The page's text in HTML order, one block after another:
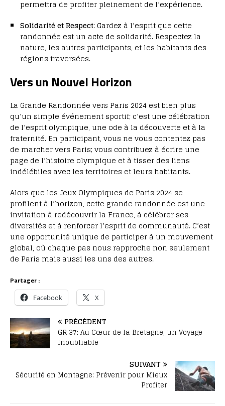
permettra de profiter pleinement de l’expérience.
Solidarité et Respect: Gardez à l’esprit que cette
randonnée est un acte de solidarité. Respectez la
nature, les autres participants, et les habitants des
régions traversées.
Vers un Nouvel Horizon
La Grande Randonnée vers Paris 2024 est bien plus
qu’un simple événement sportif; c’est une célébration
de l’esprit olympique, une ode à la découverte et à la
fraternité. En participant, vous ne vous contentez pas
de marcher vers Paris; vous contribuez à écrire une
page de l’histoire olympique et à tisser des liens
indélébiles avec les territoires et leurs habitants.
Alors que les Jeux Olympiques de Paris 2024 se
profilent à l’horizon, cette grande randonnée est une
invitation à redécouvrir la France, à célébrer ses
diversités et à renforcer l’esprit de communauté. C’est
une opportunité unique de participer à un mouvement
global, où chaque pas nous rapproche non seulement
de Paris mais aussi les uns des autres.
Partager :
Facebook X
PRÉCÉDENT
GR 37: Au Cœur de la Bretagne, un Voyage
Inoubliable
SUIVANT
Sécurité en Montagne: Prévenir pour Mieux
Profiter